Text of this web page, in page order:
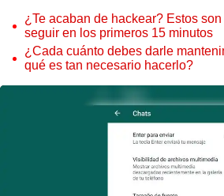
¿Te acaban de hackear? Estos
seguir en los primeros 15 minutos
¿Cada cuánto debes darle
qué es tan necesario hacerlo?